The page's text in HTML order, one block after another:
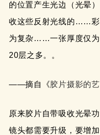
的位置产生光边（光晕
收这些反射光线的……彩
为复杂……一张厚度仅为
20层之多。。
——摘自《胶片摄影的
原来胶片自带吸收光晕
镜头都需要升级，要增